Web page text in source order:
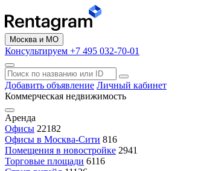
Москва и МО
Консультируем +7 495 032-70-01
Добавить объявление Личный кабинет
Коммерческая недвижимость
Аренда
Офисы 22182
Офисы в Москва-Сити 816
Помещения в новостройке 2941
Торговые площади 6116